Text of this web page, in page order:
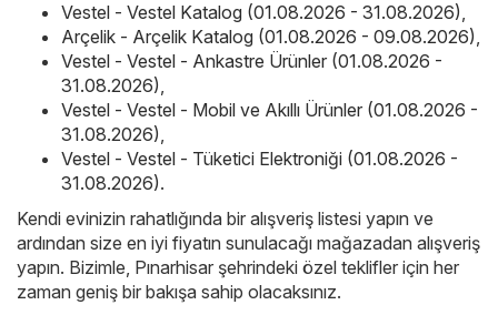
Vestel - Vestel Katalog (01.08.2026 - 31.08.2026),
Arçelik - Arçelik Katalog (01.08.2026 - 09.08.2026),
Vestel - Vestel - Ankastre Ürünler (01.08.2026 -
31.08.2026),
Vestel - Vestel - Mobil ve Akıllı Ürünler (01.08.2026 -
31.08.2026),
Vestel - Vestel - Tüketici Elektroniği (01.08.2026 -
31.08.2026).
Kendi evinizin rahatlığında bir alışveriş listesi yapın ve
ardından size en iyi fiyatın sunulacağı mağazadan alışveriş
yapın. Bizimle, Pınarhisar şehrindeki özel teklifler için her
zaman geniş bir bakışa sahip olacaksınız.